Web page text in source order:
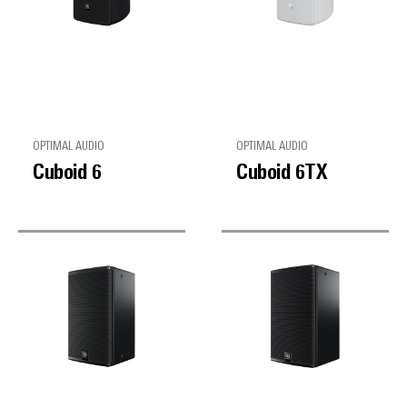
OPTIMAL AUDIO
Cuboid 6
OPTIMAL AUDIO
Cuboid 6TX